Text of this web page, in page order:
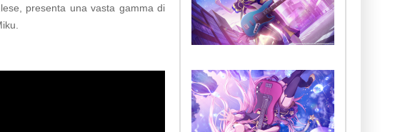
presenta una vasta gamma di